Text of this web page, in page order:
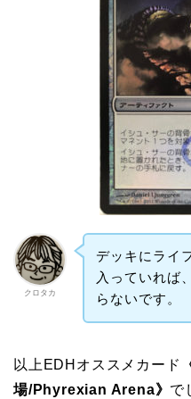
クロタカ
デッキにライ
入っていれば
らないです。
以上EDHオススメカード
場/Phyrexian Arena》 で